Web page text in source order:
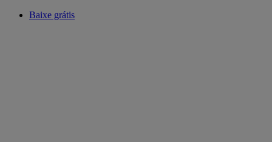
Baixe grátis